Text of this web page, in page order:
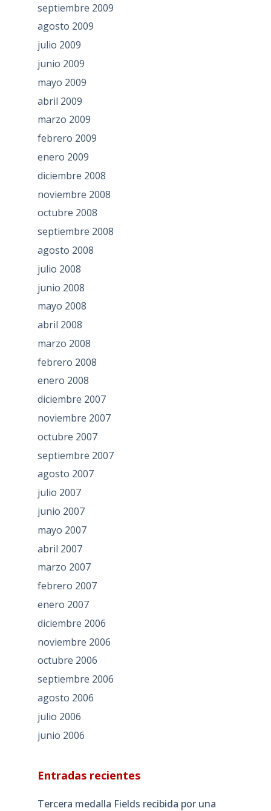
septiembre 2009
agosto 2009
julio 2009
junio 2009
mayo 2009
abril 2009
marzo 2009
febrero 2009
enero 2009
diciembre 2008
noviembre 2008
octubre 2008
septiembre 2008
agosto 2008
julio 2008
junio 2008
mayo 2008
abril 2008
marzo 2008
febrero 2008
enero 2008
diciembre 2007
noviembre 2007
octubre 2007
septiembre 2007
agosto 2007
julio 2007
junio 2007
mayo 2007
abril 2007
marzo 2007
febrero 2007
enero 2007
diciembre 2006
noviembre 2006
octubre 2006
septiembre 2006
agosto 2006
julio 2006
junio 2006
Entradas recientes
Tercera medalla Fields recibida por una